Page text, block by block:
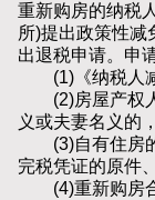
重新购房的纳税
所)提出政策性减
出退税申请。申
(1)《纳税人减
(2)房屋产权人
义或夫妻名义的
(3)自有住房的
完税凭证的原件
(4)重新购房合